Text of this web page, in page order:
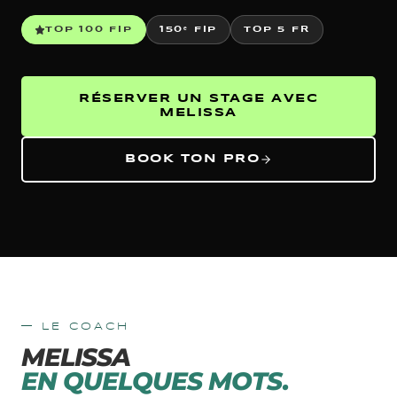
TOP 100 FIP 150ᵉ FIP TOP 5 FR
RÉSERVER UN STAGE AVEC
MELISSA
BOOK TON PRO
— LE COACH
MELISSA
EN QUELQUES MOTS.